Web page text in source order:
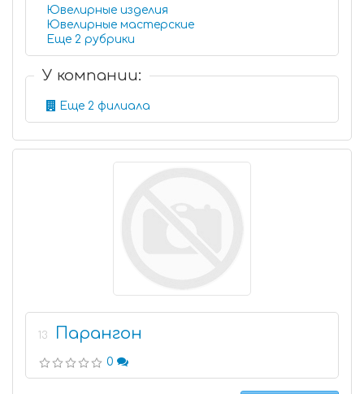
Ювелирные изделия
Ювелирные мастерские
Еще 2 рубрики
У компании:
Еще 2 филиала
13 Парангон
0